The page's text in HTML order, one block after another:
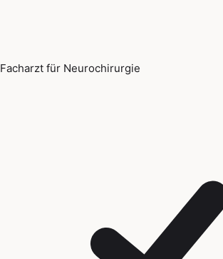
Facharzt für Neurochirurgie